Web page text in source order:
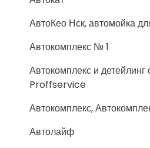
АвтоКео Нск, автомойка
Автокомплекс № 1
Автокомплекс и детейлинг
Proffservice
Автокомплекс,
Автолайф